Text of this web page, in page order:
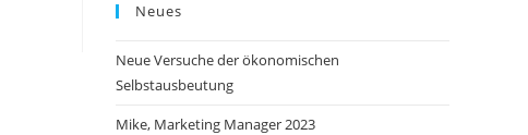
Neues
Neue Versuche der ökonomischen
Selbstausbeutung
Mike, Marketing Manager 2023